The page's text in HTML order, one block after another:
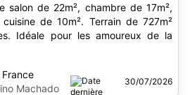
salon de 22m², chambre de 17m²,
de 10m². Terrain de 727m²
Idéale pour les amoureux de la
France
Machado
30/07/2026